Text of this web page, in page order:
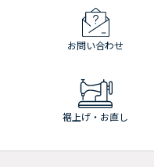
お問い合わせ
裾上げ・お直し